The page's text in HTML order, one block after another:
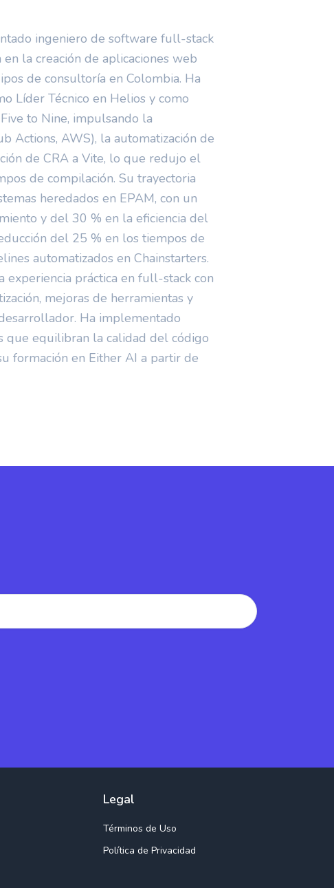
ingeniero de software full-stack
la creación de aplicaciones web
de consultoría en Colombia. Ha
Líder Técnico en Helios y como
to Nine, impulsando la
Actions, AWS), la automatización de
de CRA a Vite, lo que redujo el
de compilación. Su trayectoria
heredados en EPAM, con un
y del 30 % en la eficiencia del
del 25 % en los tiempos de
automatizados en Chainstarters.
experiencia práctica en full-stack con
mejoras de herramientas y
Ha implementado
que equilibran la calidad del código
formación en Either AI a partir de
Legal
Términos de Uso
Política de Privacidad